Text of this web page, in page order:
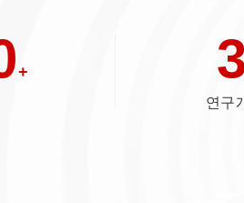
+
연구